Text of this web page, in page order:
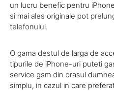
un lucru benefic pentru
si mai ales originale pot
telefonului.
O gama destul de larga de
tipurile de iPhone-uri puteti
service gsm din orasul
simplu, in cazul in care